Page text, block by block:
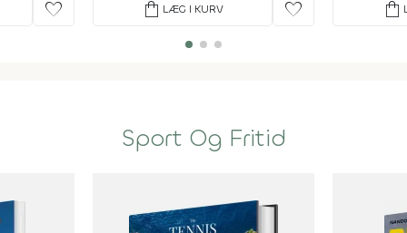
favorite shopping_bag LÆG I KURV favorite shopping_bag
Sport Og Fritid